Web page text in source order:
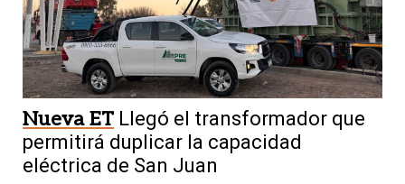
Nueva ET Llegó el transformador que
permitirá duplicar la capacidad
eléctrica de San Juan